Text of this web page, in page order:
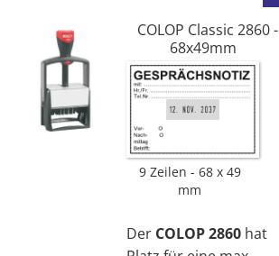
COLOP Classic 2860 -
68x49mm
9 Zeilen
68 x 49
mm
Der COLOP 2860 hat